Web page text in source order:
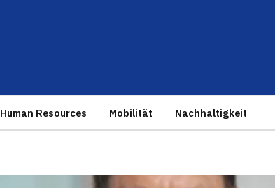
Human Resources Mobilität Nachhaltigkeit